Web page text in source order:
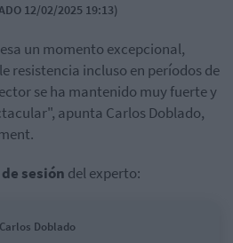
12/02/2025 19:13)
un momento excepcional,
resistencia incluso en períodos de
se ha mantenido muy fuerte y
apunta Carlos Doblado,
sesión del experto:
Doblado